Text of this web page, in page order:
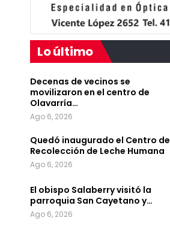
Lo último
Decenas de vecinos se
movilizaron en el centro de
Olavarría…
Ago 6, 2026
Quedó inaugurado el Centro de
Recolección de Leche Humana
Ago 6, 2026
El obispo Salaberry visitó la
parroquia San Cayetano y…
Ago 6, 2026